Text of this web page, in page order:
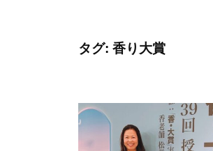
の
タグ: 香り大賞